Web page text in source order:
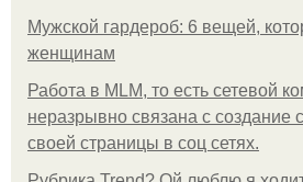
Мужской гардероб: 6 вещей,
женщинам
Работа в MLM, то есть сетевой
неразрывно связана с создание
своей страницы в соц сетях.